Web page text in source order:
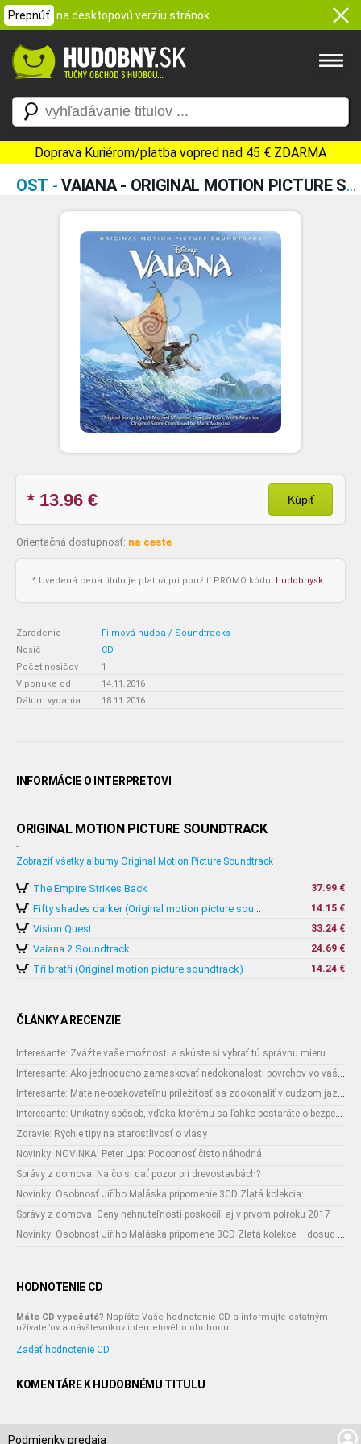
Prepnúť na desktopovú verziu stránok
Doprava Kuriérom/platba vopred nad 45 € ZDARMA
OST -VAIANA - ORIGINAL MOTION PICTURE SOUNDTRACK
* 13.96 € Kúpiť
Orientačná dostupnosť: na ceste
* Uvedená cena titulu je platná pri použití PROMO kódu: hudobnysk
Zaradenie : Filmová hudba / Soundtracks
Nosič
: CD
Počet nosičov
: 1
V ponuke od
: 14.11.2016
Dátum vydania
: 18.11.2016
INFORMÁCIE O INTERPRETOVI
ORIGINAL MOTION PICTURE SOUNDTRACK
-
Zobraziť všetky albumy Original Motion Picture Soundtrack
The Empire Strikes Back
37.99 €
Fifty shades darker (Original motion picture soundtrack)
14.15 €
Vision Quest 33.24 €
Vaiana 2 Soundtrack 24.69 €
Tři bratři (Original motion picture soundtrack) 14.24 €
ČLÁNKY A RECENZIE
Interesante: Zvážte vaše možnosti a skúste si vybrať tú správnu mieru
Interesante: Ako jednoducho zamaskovať nedokonalosti povrchov vo vašom interiéri
Interesante: Máte ne-opakovateľnú príležitosť sa zdokonaliť v cudzom jazyku
Interesante: Unikátny spôsob, vďaka ktorému sa ľahko postaráte o bezpečnosť vašich zásielok
Zdravie: Rýchle tipy na starostlivosť o vlasy
Novinky: NOVINKA! Peter Lipa: Podobnosť čisto náhodná.
Správy z domova: Na čo si dať pozor pri drevostavbách?
Novinky: Osobnosť Jiřího Maláska pripomenie 3CD Zlatá kolekcia:
Správy z domova: Ceny nehnuteľností poskočili aj v prvom polroku 2017
Novinky: Osobnost Jiřího Maláska připomene 3CD Zlatá kolekce – dosud nejobsáhlejší soubor nahrávek legendárního umělce!
HODNOTENIE CD
Máte CD vypočuté? Napíšte Vaše hodnotenie CD a informujte ostatným
užívateľov a návštevníkov internetového obchodu.
Zadať hodnotenie CD
KOMENTÁRE K HUDOBNÉMU TITULU
Podmienky predaja